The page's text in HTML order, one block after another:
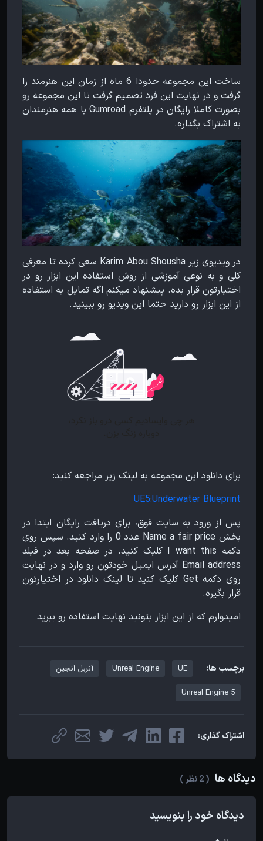
ساخت این مجموعه حدودا 6 ماه از زمان این هنرمند را
گرفت و در نهایت این فرد تصمیم گرفت تا این مجموعه رو
بصورت کاملا رایگان در پلتفرم Gumroad با همه هنرمندان
به اشتراک بگذاره.
در ویدیوی زیر Karim Abou Shousha سعی کرده تا معرفی
کلی و به نوعی آموزشی از روش استفاده این ابزار رو در
اختیارتون قرار بده. پیشنهاد میکنم اگه تمایل به استفاده
از این ابزار رو دارید حتما این ویدیو رو ببینید.
برای دانلود این مجموعه به لینک زیر مراجعه کنید:
UE5:Underwater Blueprint
پس از ورود به سایت فوق، برای دریافت رایگان ابتدا در
بخش Name a fair price عدد 0 را وارد کنید. سپس روی
دکمه I want this کلیک کنید. در صفحه بعد در فیلد
Email address آدرس ایمیل خودتون رو وارد و در نهایت
روی دکمه Get کلیک کنید تا لینک دانلود در اختیارتون
قرار بگیره.
امیدوارم که از این ابزار بتونید نهایت استفاده رو ببرید
برچسب ها: UE
Unreal Engine آنریل انجین
Unreal Engine 5
اشتراک گذاری:
دیدگاه ها ( 2 نظر )
دیدگاه خود را بنویسید